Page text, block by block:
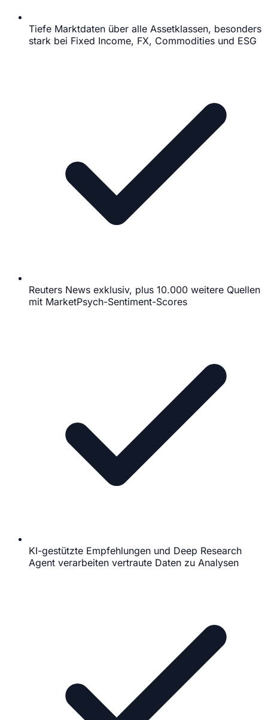
Tiefe Marktdaten über alle Assetklassen, besonders
stark bei Fixed Income, FX, Commodities und ESG
Reuters News exklusiv, plus 10.000 weitere Quellen
mit MarketPsych-Sentiment-Scores
KI-gestützte Empfehlungen und Deep Research
Agent verarbeiten vertraute Daten zu Analysen